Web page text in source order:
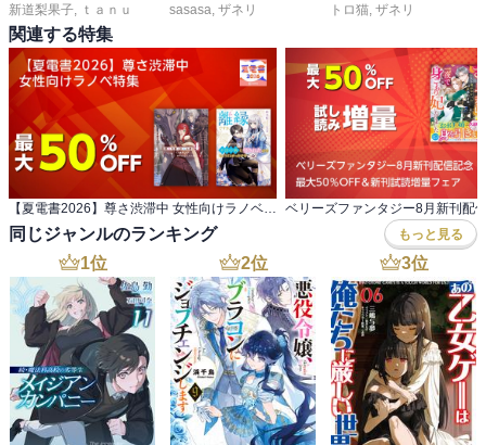
新道梨果子
ｔａｎｕ
sasasa ザネリ
トロ猫 ザネリ
関連する特集
同じジャンルのランキング もっと見る
1位 2位 3位